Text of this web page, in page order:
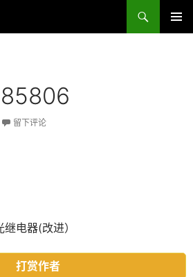
留下评论
电器(改进）
打赏作者